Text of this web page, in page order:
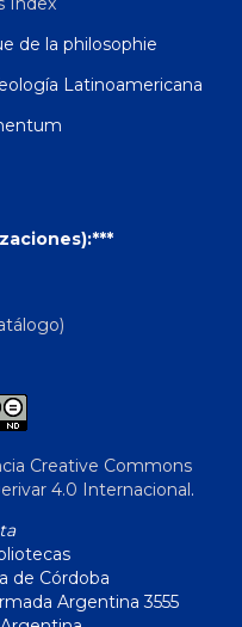
de la philosophie
Latinoamericana
Creative Commons
4.0 Internacional.
de Córdoba
Argentina 3555